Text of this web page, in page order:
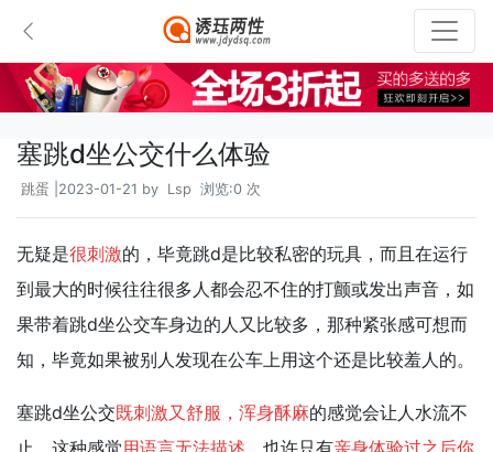
塞跳d坐公交什么体验
跳蛋 |2023-01-21 by Lsp 浏览:0 次
无疑是很刺激的，毕竟跳d是比较私密的玩具，而且在运行
到最大的时候往往很多人都会忍不住的打颤或发出声音，如
果带着跳d坐公交车身边的人又比较多，那种紧张感可想而
知，毕竟如果被别人发现在公车上用这个还是比较羞人的。
塞跳d坐公交既刺激又舒服，浑身酥麻的感觉会让人水流不
止，这种感觉用语言无法描述 ，也许只有亲身体验过之后你